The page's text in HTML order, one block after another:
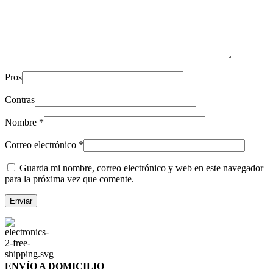
Pros
Contras
Nombre *
Correo electrónico *
Guarda mi nombre, correo electrónico y web en este navegador
para la próxima vez que comente.
ENVÍO A DOMICILIO